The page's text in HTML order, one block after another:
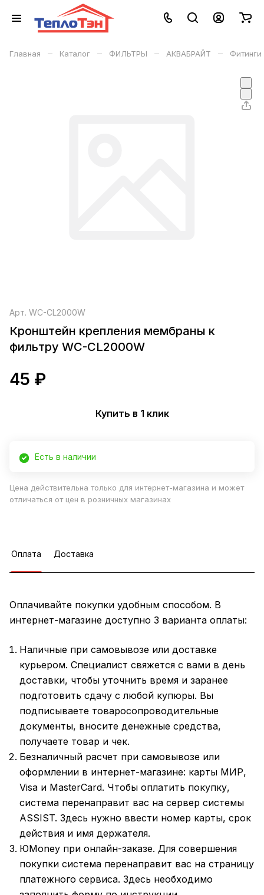
Главная – Каталог – ФИЛЬТРЫ – АКВАБРАЙТ – Фитинги
Арт. WC-CL2000W
Кронштейн крепления мембраны к
фильтру WC-CL2000W
45 ₽
Купить в 1 клик
Есть в наличии
Цена действительна только для интернет-магазина и может
отличаться от цен в розничных магазинах
Оплата Доставка
Оплачивайте покупки удобным способом. В
интернет-магазине доступно 3 варианта оплаты:
Наличные при самовывозе или доставке
курьером. Специалист свяжется с вами в день
доставки, чтобы уточнить время и заранее
подготовить сдачу с любой купюры. Вы
подписываете товаросопроводительные
документы, вносите денежные средства,
получаете товар и чек.
Безналичный расчет при самовывозе или
оформлении в интернет-магазине: карты МИР,
Visa и MasterCard. Чтобы оплатить покупку,
система перенаправит вас на сервер системы
ASSIST. Здесь нужно ввести номер карты, срок
действия и имя держателя.
ЮMoney при онлайн-заказе. Для совершения
покупки система перенаправит вас на страницу
платежного сервиса. Здесь необходимо